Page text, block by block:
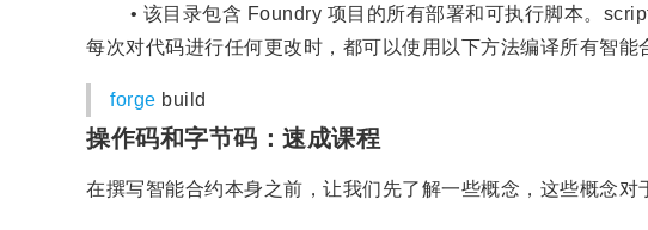
该目录包含 Foundry 项目的所有部署和可执行脚本。
每次对代码进行任何更改时，都可以使用以下方法编译所有智能
forge build
操作码和字节码：速成课程
在撰写智能合约本身之前，让我们先了解一些概念，这些概念对